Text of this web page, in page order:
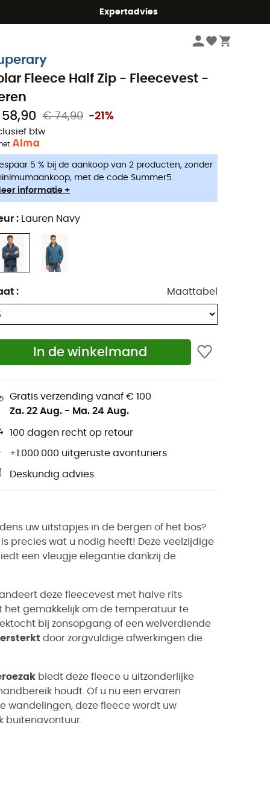
Expertadvies
Fleece Half Zip - Fleecevest -
€ 74,90 -21%
btw
5 % bij de aankoop van 2 producten, zonder
met de code Summer5.
informatie +
: Lauren Navy
: Maattabel
In de winkelmand
Gratis verzending vanaf € 100
Za. 22 Aug. - Ma. 24 Aug.
100 dagen recht op retour
+1.000.000 uitgeruste avonturiers
Deskundig advies
uw uitstapjes in de bergen of het bos?
precies wat u nodig heeft! Deze veelzijdige
een vleugje elegantie dankzij de
deze fleecevest met halve rits
het gemakkelijk om de temperatuur te
bij zonsopgang of een welverdiende
door zorgvuldige afwerkingen die
biedt deze fleece u uitzonderlijke
houdt. Of u nu een ervaren
wandelingen, deze fleece wordt uw
buitenavontuur.